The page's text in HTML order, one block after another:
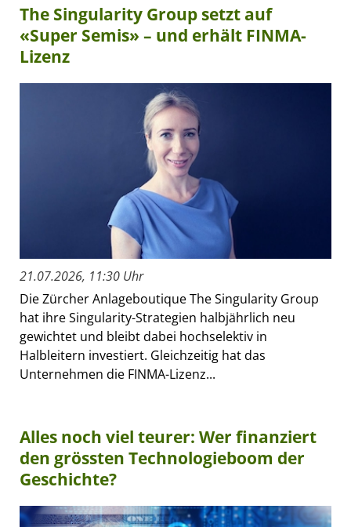
The Singularity Group setzt auf
«Super Semis» – und erhält FINMA-
Lizenz
21.07.2026, 11:30 Uhr
Die Zürcher Anlageboutique The Singularity Group
hat ihre Singularity-Strategien halbjährlich neu
gewichtet und bleibt dabei hochselektiv in
Halbleitern investiert. Gleichzeitig hat das
Unternehmen die FINMA-Lizenz...
Alles noch viel teurer: Wer finanziert
den grössten Technologieboom der
Geschichte?